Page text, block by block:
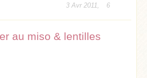
3 Avr 2011, 6
au miso & lentilles